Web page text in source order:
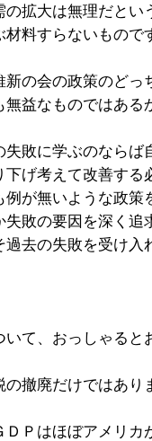
の拡大は無理だとい
材料すらないもので
新の会の政策のど
無益なものではある
失敗に学ぶのなら
下げ考えて改善する
例が無いような政策
失敗の要因を深く追
過去の失敗を受け入
いて、おっしゃる
の撤廃だけではあり
ＤＰはほぼアメリカ